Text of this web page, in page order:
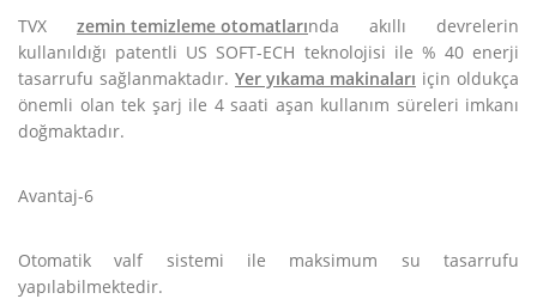
TVX zemin temizleme otomatlarında akıllı devrelerin
kullanıldığı patentli US SOFT-ECH teknolojisi ile % 40 enerji
tasarrufu sağlanmaktadır. Yer yıkama makinaları için oldukça
önemli olan tek şarj ile 4 saati aşan kullanım süreleri imkanı
doğmaktadır.
Avantaj-6
Otomatik valf sistemi ile maksimum su tasarrufu
yapılabilmektedir.